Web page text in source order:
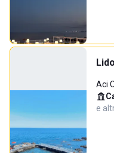
Aci
e